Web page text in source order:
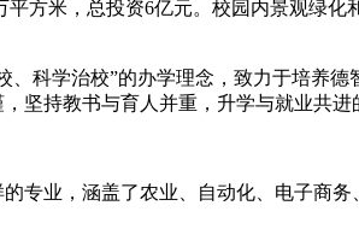
平方米，总投资6亿元。校园内景观绿
、科学治校”的办学理念，致力于培养
坚持教书与育人并重，升学与就业共
专业，涵盖了农业、自动化、电子商